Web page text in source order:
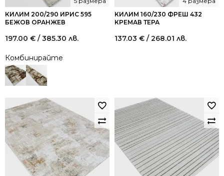
КИЛИМ 200/290 ИРИС 595
БЕЖОВ ОРАНЖЕВ
197.00 € / 385.30 лв.
Комбинирайте
КИЛИМ 160/230 ФРЕШ 432
КРЕМАВ ТЕРА
137.03 € / 268.01 лв.